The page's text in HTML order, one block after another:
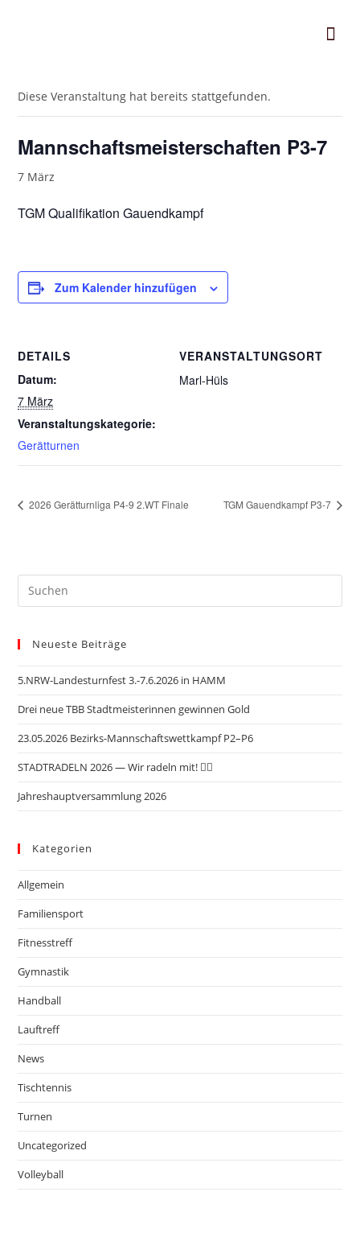
Diese Veranstaltung hat bereits stattgefunden.
Mannschaftsmeisterschaften P3-7
7 März
TGM Qualifikation Gauendkampf
Zum Kalender hinzufügen
DETAILS
Datum:
7 März
Veranstaltungskategorie:
Gerätturnen
VERANSTALTUNGSORT
Marl-Hüls
2026 Gerätturnliga P4-9 2.WT Finale TGM Gauendkampf P3-7
Neueste Beiträge
5.NRW-Landesturnfest 3.-7.6.2026 in HAMM
Drei neue TBB Stadtmeisterinnen gewinnen Gold
23.05.2026 Bezirks-Mannschaftswettkampf P2–P6
STADTRADELN 2026 — Wir radeln mit! 🚴‍♂️
Jahreshauptversammlung 2026
Kategorien
Allgemein
Familiensport
Fitnesstreff
Gymnastik
Handball
Lauftreff
News
Tischtennis
Turnen
Uncategorized
Volleyball